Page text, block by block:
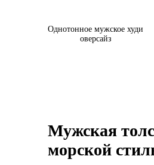
Однотонное мужское худи
оверсайз
Мужская
морской